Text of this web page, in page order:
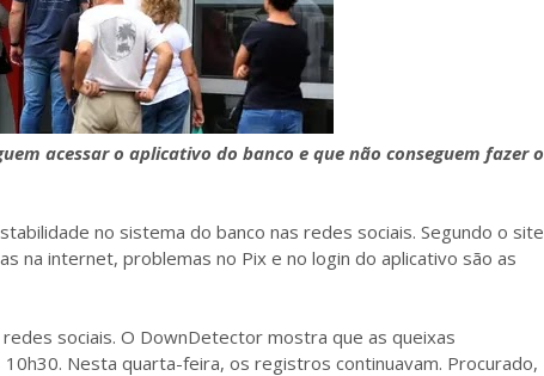
acessar o aplicativo do banco e que não conseguem fazer o
no sistema do banco nas redes sociais. Segundo o site
na internet, problemas no Pix e no login do aplicativo são as
sociais. O DownDetector mostra que as queixas
Nesta quarta-feira, os registros continuavam. Procurado,